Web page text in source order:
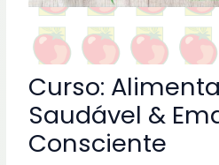
Curso:
Saudável &
Consciente